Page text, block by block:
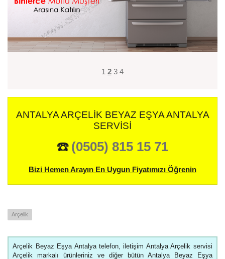
1 2 3 4
ANTALYA ARÇELIK BEYAZ EŞYA ANTALYA
SERVISI
☎️ (0505) 815 15 71
Bizi Hemen Arayın En Uygun Fiyatımızı Öğrenin
Arçelik
Arçelik Beyaz Eşya Antalya telefon, iletişim Antalya Arçelik servisi
Arçelik markalı ürünleriniz ve diğer bütün Antalya Beyaz Eşya